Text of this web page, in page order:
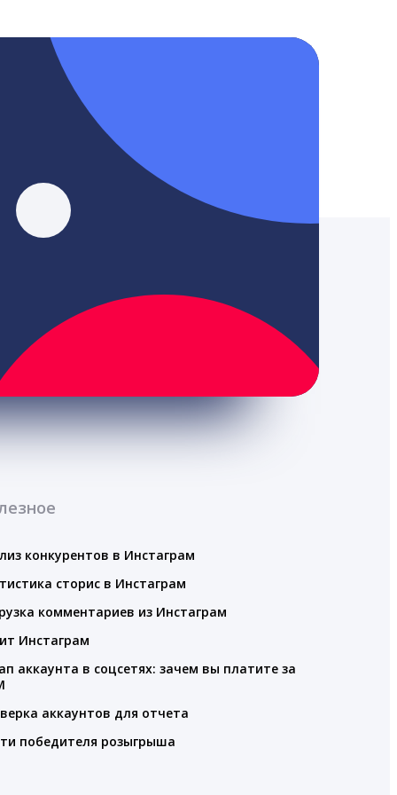
конкурентов в Инстаграм
сторис в Инстаграм
комментариев из Инстаграм
Инстаграм
аккаунта в соцсетях: зачем вы платите за
аккаунтов для отчета
победителя розыгрыша